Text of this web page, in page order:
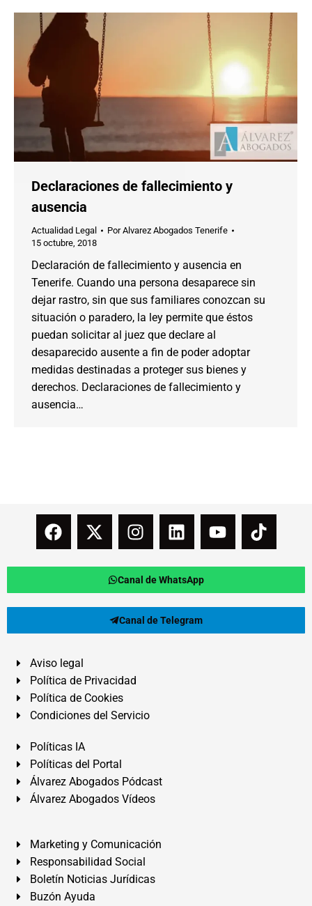
Declaraciones de fallecimiento y
ausencia
Actualidad Legal PorAlvarez Abogados Tenerife
15 octubre, 2018
Declaración de fallecimiento y ausencia en
Tenerife. Cuando una persona desaparece sin
dejar rastro, sin que sus familiares conozcan su
situación o paradero, la ley permite que éstos
puedan solicitar al juez que declare al
desaparecido ausente a fin de poder adoptar
medidas destinadas a proteger sus bienes y
derechos. Declaraciones de fallecimiento y
ausencia…
Canal de WhatsApp
Canal de Telegram
Aviso legal
Política de Privacidad
Política de Cookies
Condiciones del Servicio
Políticas IA
Políticas del Portal
Álvarez Abogados Pódcast
Álvarez Abogados Vídeos
Marketing y Comunicación
Responsabilidad Social
Boletín Noticias Jurídicas
Buzón Ayuda